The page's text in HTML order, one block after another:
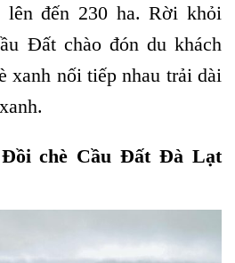
đến 230 ha. Rời khỏi
Đất chào đón du khách
xanh nối tiếp nhau trải dài
chè Cầu Đất Đà Lạt